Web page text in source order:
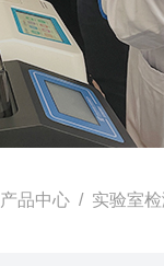
产品中心 / 实验室检